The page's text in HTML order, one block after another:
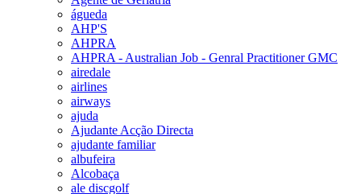
águeda
AHP'S
AHPRA
AHPRA - Australian Job - Genral Practitioner GMC
airedale
airlines
airways
ajuda
Ajudante Acção Directa
ajudante familiar
albufeira
Alcobaça
ale discgolf